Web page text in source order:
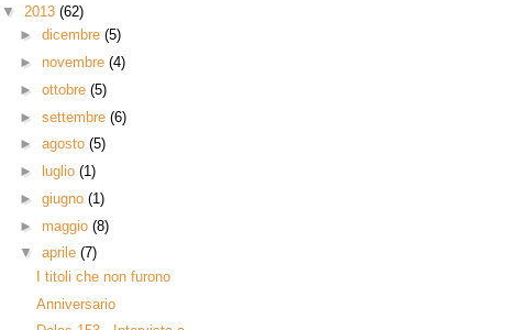
▼ 2013 (62)
► dicembre (5)
► novembre (4)
► ottobre (5)
► settembre (6)
► agosto (5)
►
luglio (1)
► giugno (1)
► maggio (8)
▼ aprile (7)
I titoli che non furono
Anniversario